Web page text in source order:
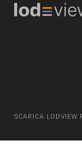
SCARICA LODVIEW